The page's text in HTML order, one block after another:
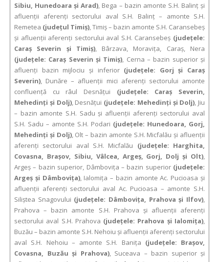
Sibiu, Hunedoara şi Arad), Bega – bazin amonte S.H. Balinţ şi
afluenţii aferenţi sectorului aval S.H. Balinţ – amonte S.H.
Remetea (judeţul Timiş), Timiş – bazin amonte S.H. Caransebeş
şi afluenţii aferenţi sectorului aval S.H. Caransebeş (judeţele:
Caraş Severin şi Timiş), Bârzava, Moraviţa, Caraş, Nera
(judeţele: Caraş Severin şi Timiş), Cerna – bazin superior şi
afluenţi bazin mijlociu şi inferior (judeţele: Gorj şi Caraş
Severin), Dunăre – afluenţii mici aferenţi sectorului amonte
confluenţă cu râul Desnăţui (judeţele: Caraş Severin,
Mehedinţi şi Dolj), Desnăţui (judeţele: Mehedinţi şi Dolj), Jiu
– bazin amonte S.H. Sadu şi afluenţii aferenţi sectorului aval
S.H. Sadu – amonte S.H. Podari (judeţele: Hunedoara, Gorj,
Mehedinţi şi Dolj), Olt – bazin amonte S.H. Micfalău şi afluenţii
aferenţi sectorului aval S.H. Micfalău (judeţele: Harghita,
Covasna, Braşov, Sibiu, Vâlcea, Argeş, Gorj, Dolj şi Olt),
Argeş – bazin superior, Dâmboviţa – bazin superior (judeţele:
Argeş şi Dâmboviţa), Ialomiţa – bazin amonte Ac. Pucioasa şi
afluenţii aferenţi sectorului aval Ac. Pucioasa – amonte S.H.
Siliştea Snagovului (judeţele: Dâmboviţa, Prahova şi Ilfov),
Prahova – bazin amonte S.H. Prahova şi afluenţii aferenţi
sectorului aval S.H. Prahova (judeţele: Prahova şi Ialomiţa),
Buzău – bazin amonte S.H. Nehoiu şi afluenţii aferenţi sectorului
aval S.H. Nehoiu – amonte S.H. Baniţa (judeţele: Braşov,
Covasna, Buzău şi Prahova), Suceava – bazin superior şi